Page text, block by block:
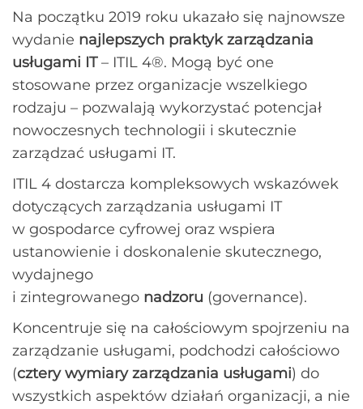
Na początku 2019 roku ukazało się najnowsze
wydanie najlepszych praktyk zarządzania
usługami IT– ITIL 4®. Mogą być one
stosowane przez organizacje wszelkiego
rodzaju – pozwalają wykorzystać potencjał
nowoczesnych technologii i skutecznie
zarządzać usługami IT.
ITIL 4 dostarcza kompleksowych wskazówek
dotyczących zarządzania usługami IT
w gospodarce cyfrowej oraz wspiera
ustanowienie i doskonalenie skutecznego,
wydajnego
i zintegrowanego nadzoru (governance).
Koncentruje się na całościowym spojrzeniu na
zarządzanie usługami, podchodzi całościowo
(cztery wymiary zarządzania usługami) do
wszystkich aspektów działań organizacji, a nie